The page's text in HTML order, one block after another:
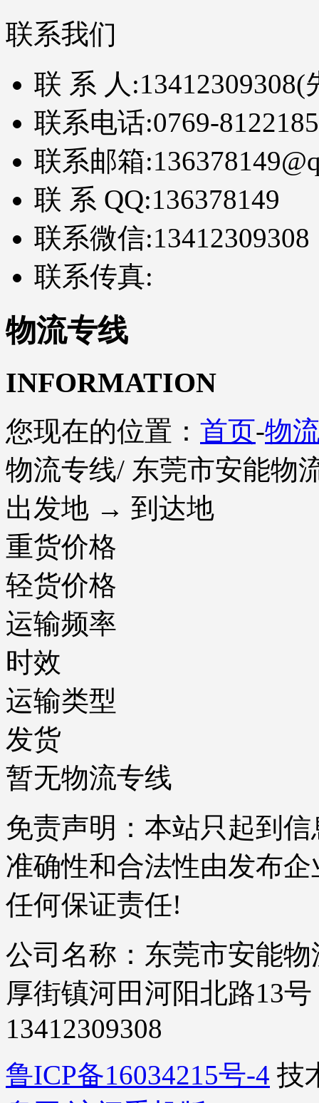
联系我们
联 系 人:13412309308(
联系电话:0769-
联系邮箱:
联 系 QQ:136378149
联系微信:13412309308
联系传真:
物流专线
INFORMATION
您现在的位置： 首页-物
物流专线/ 东莞市安能物
出发地 → 到达地
重货价格
轻货价格
运输频率
时效
运输类型
发货
暂无物流专线
免责声明：本站只起到
准确性和合法性由发布
任何保证责任!
公司名称：东莞市安能
厚街镇河田河阳北路13
13412309308
鲁ICP备16034215号-4 技